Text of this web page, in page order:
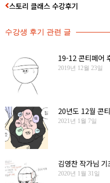
스토리 클래스 수강후기
수강생 후기 관련 글
19-12 콘티페어
2019년 12월 23일
20년도 12월 콘
2021년 1월 7일
김영찬 작가님
2020년 1월 31일